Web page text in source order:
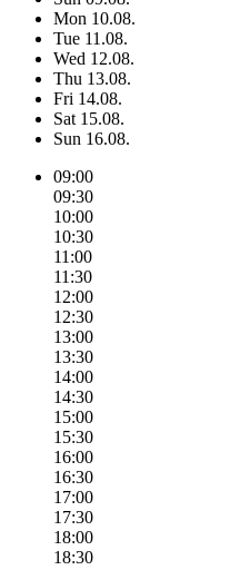
Mon 10.08.
Tue 11.08.
Wed 12.08.
Thu 13.08.
Fri 14.08.
Sat 15.08.
Sun 16.08.
09:00
09:30
10:00
10:30
11:00
11:30
12:00
12:30
13:00
13:30
14:00
14:30
15:00
15:30
16:00
16:30
17:00
17:30
18:00
18:30